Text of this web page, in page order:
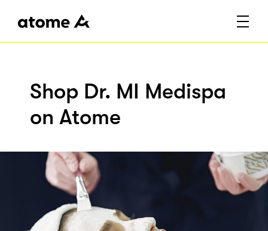
Shop Dr. MI Medispa
on Atome